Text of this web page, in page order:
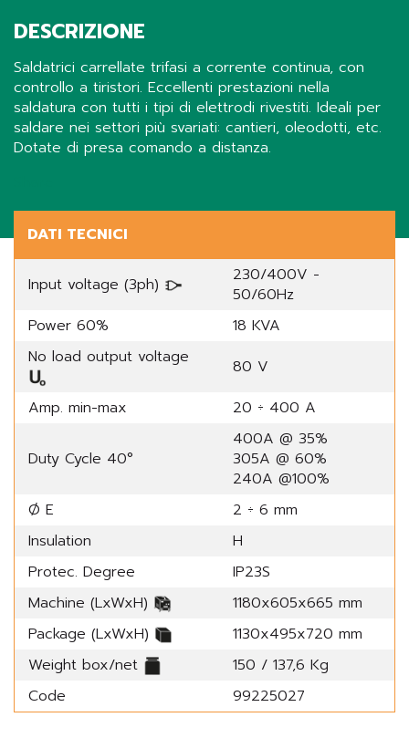
DESCRIZIONE
Saldatrici carrellate trifasi a corrente continua, con
controllo a tiristori. Eccellenti prestazioni nella
saldatura con tutti i tipi di elettrodi rivestiti. Ideali per
saldare nei settori più svariati: cantieri, oleodotti, etc.
Dotate di presa comando a distanza.
DATI TECNICI
Input voltage (3ph)
230/400V -
50/60Hz
Power 60%
18 KVA
No load output voltage
80 V
Amp. min-max
20 ÷ 400 A
Duty Cycle 40°
400A @ 35%
305A @ 60%
240A @100%
Ø E
2 ÷ 6 mm
Insulation
H
Protec. Degree
IP23S
Machine (LxWxH)
1180x605x665 mm
Package (LxWxH)
1130x495x720 mm
Weight box/net
150 / 137,6 Kg
Code
99225027